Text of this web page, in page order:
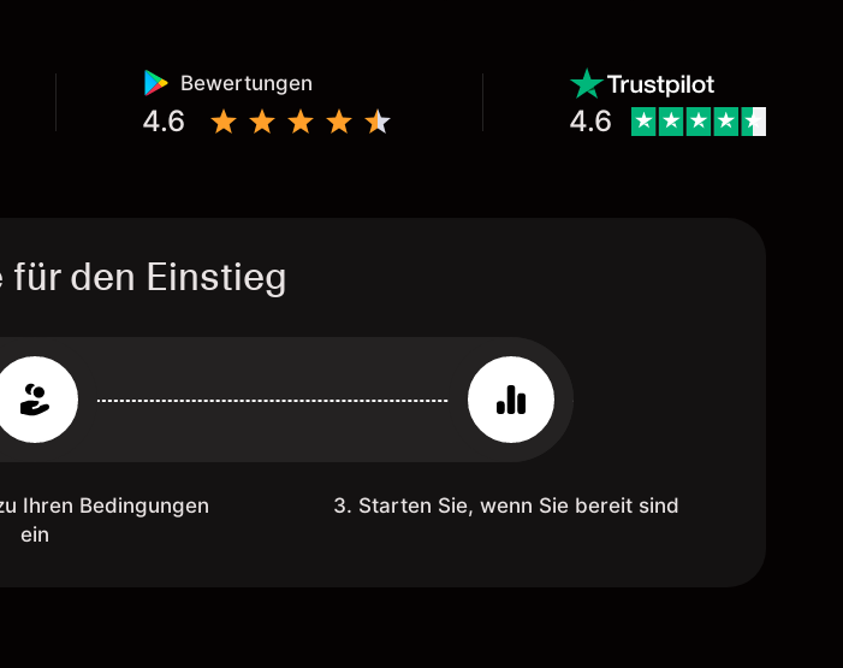
Bewertungen
4.6 4.6
den Einstieg
Ihren Bedingungen
ein
3. Starten Sie, wenn Sie bereit sind